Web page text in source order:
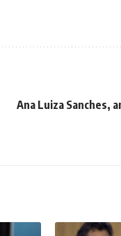
Ana Luiza Sanches,